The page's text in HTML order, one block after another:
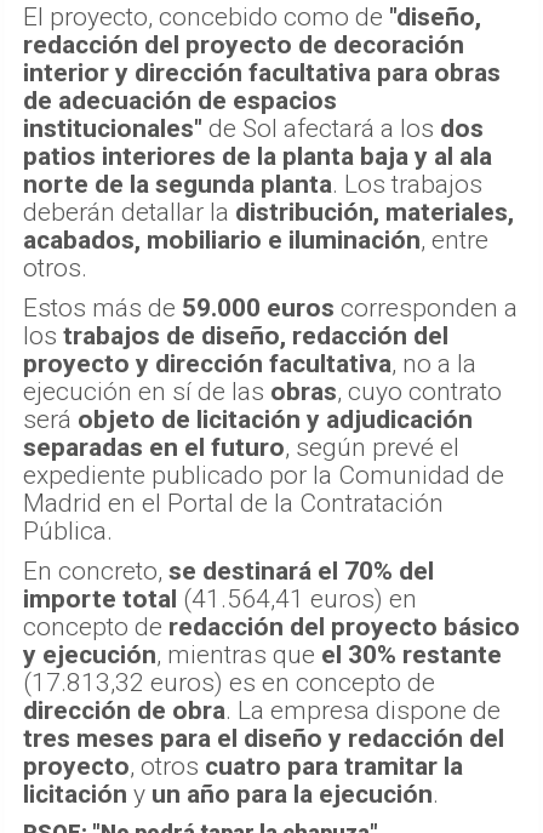
El proyecto, concebido como de "diseño,
redacción del proyecto de decoración
interior y dirección facultativa para obras
de adecuación de espacios
institucionales" de Sol afectará a los dos
patios interiores de la planta baja y al ala
norte de la segunda planta. Los trabajos
deberán detallar la distribución, materiales,
acabados, mobiliario e iluminación, entre
otros.
Estos más de 59.000 euros corresponden a
los trabajos de diseño, redacción del
proyecto y dirección facultativa, no a la
ejecución en sí de las obras, cuyo contrato
será objeto de licitación y adjudicación
separadas en el futuro, según prevé el
expediente publicado por la Comunidad de
Madrid en el Portal de la Contratación
Pública.
En concreto, se destinará el 70% del
importe total (41.564,41 euros) en
concepto de redacción del proyecto básico
y ejecución, mientras que el 30% restante
(17.813,32 euros) es en concepto de
dirección de obra. La empresa dispone de
tres meses para el diseño y redacción del
proyecto, otros cuatro para tramitar la
licitación y un año para la ejecución.